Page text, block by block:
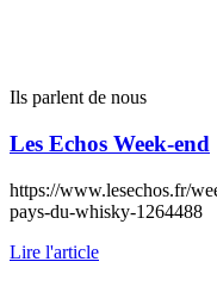
Ils parlent de nous
Les Echos Week-end
https://www.lesechos.fr/
pays-du-whisky-1264488
Lire l'article